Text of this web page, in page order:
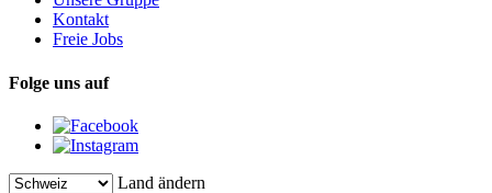
Kontakt
Freie Jobs
Folge uns auf
Land ändern